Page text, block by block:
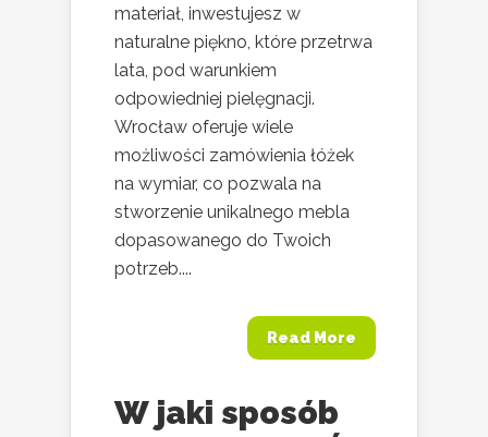
materiał, inwestujesz w
naturalne piękno, które przetrwa
lata, pod warunkiem
odpowiedniej pielęgnacji.
Wrocław oferuje wiele
możliwości zamówienia łóżek
na wymiar, co pozwala na
stworzenie unikalnego mebla
dopasowanego do Twoich
potrzeb....
Read More
W jaki sposób